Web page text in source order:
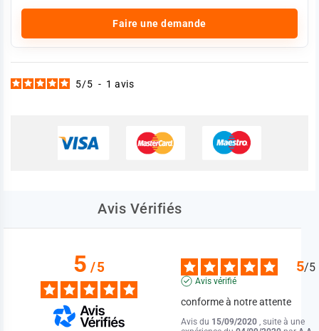
Faire une demande
5/5 - 1 avis
Avis Vérifiés
5/5 5/5
Avis vérifié
conforme à notre attente
Avis du 15/09/2020 , suite à une